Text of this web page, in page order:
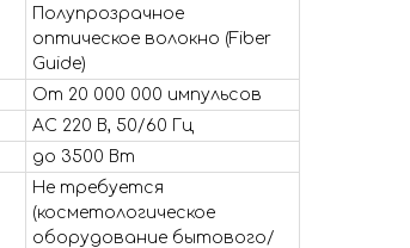
Полупрозрачное
оптическое волокно (Fiber
Guide)
От 20 000 000 импульсов
AC 220 В, 50/60 Гц
до 3500 Вт
Не требуется
(косметологическое
оборудование бытового/